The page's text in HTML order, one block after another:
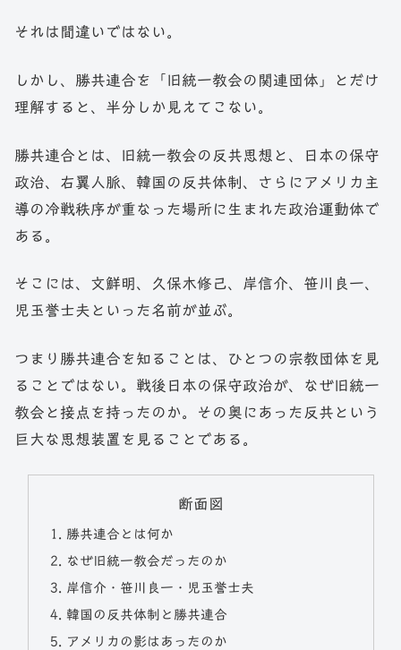
それは間違いではない。
しかし、勝共連合を「旧統一教会の関連団体」とだけ
理解すると、半分しか見えてこない。
勝共連合とは、旧統一教会の反共思想と、日本の保守
政治、右翼人脈、韓国の反共体制、さらにアメリカ主
導の冷戦秩序が重なった場所に生まれた政治運動体で
ある。
そこには、文鮮明、久保木修己、岸信介、笹川良一、
児玉誉士夫といった名前が並ぶ。
つまり勝共連合を知ることは、ひとつの宗教団体を見
ることではない。戦後日本の保守政治が、なぜ旧統一
教会と接点を持ったのか。その奥にあった反共という
巨大な思想装置を見ることである。
断面図
勝共連合とは何か
なぜ旧統一教会だったのか
岸信介・笹川良一・児玉誉士夫
韓国の反共体制と勝共連合
アメリカの影はあったのか